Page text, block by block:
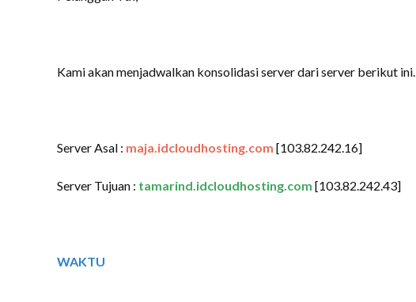
Kami akan menjadwalkan konsolidasi server dari server berikut ini.
Server Asal : maja.idcloudhosting.com [103.82.242.16]
Server Tujuan : tamarind.idcloudhosting.com [103.82.242.43]
WAKTU